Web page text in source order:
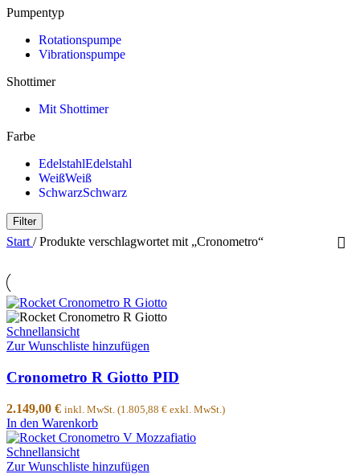
Pumpentyp
Rotationspumpe
Vibrationspumpe
Shottimer
Mit Shottimer
Farbe
EdelstahlEdelstahl
WeißWeiß
SchwarzSchwarz
Filter
Start / Produkte verschlagwortet mit „Cronometro“
Schnellansicht
Zur Wunschliste hinzufügen
Cronometro R Giotto PID
2.149,00 € inkl. MwSt. (1.805,88 € exkl. MwSt.)
In den Warenkorb
Schnellansicht
Zur Wunschliste hinzufügen